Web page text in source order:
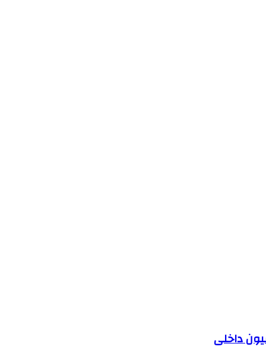
داخلی